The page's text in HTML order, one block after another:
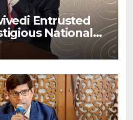
Entrusted
National